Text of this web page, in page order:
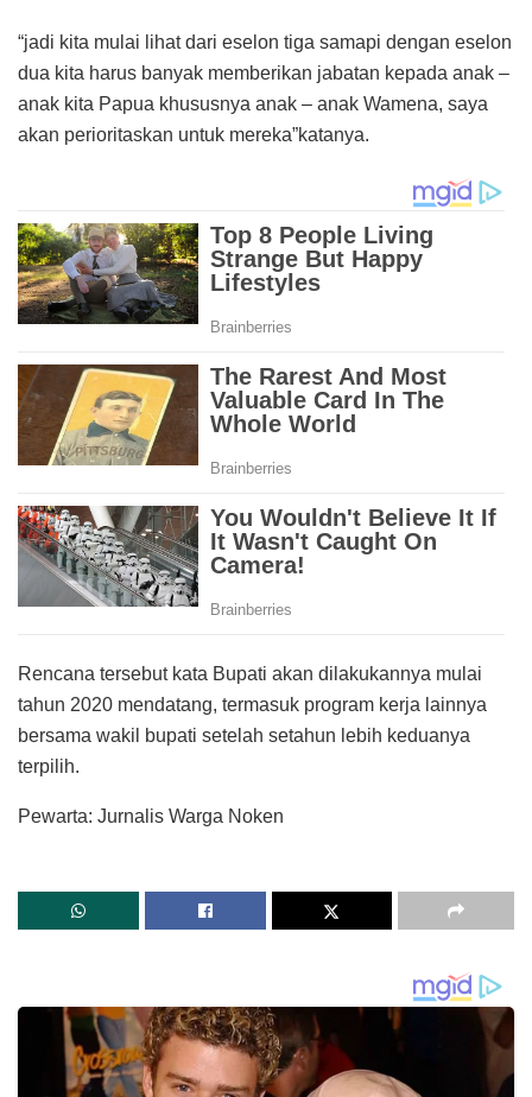
“jadi kita mulai lihat dari eselon tiga samapi dengan eselon
dua kita harus banyak memberikan jabatan kepada anak –
anak kita Papua khususnya anak – anak Wamena, saya
akan perioritaskan untuk mereka”katanya.
Rencana tersebut kata Bupati akan dilakukannya mulai
tahun 2020 mendatang, termasuk program kerja lainnya
bersama wakil bupati setelah setahun lebih keduanya
terpilih.
Pewarta: Jurnalis Warga Noken